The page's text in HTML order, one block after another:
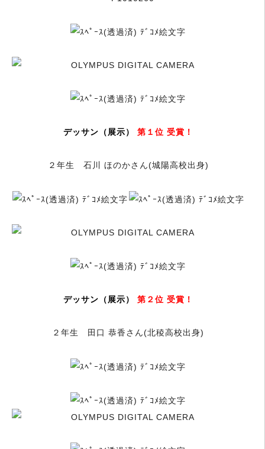
デッサン（展示） 第１位 受賞！
２年生 石川 ほのかさん(城陽高校出身)
デッサン（展示） 第２位 受賞！
２年生 田口 恭香さん(北稜高校出身)